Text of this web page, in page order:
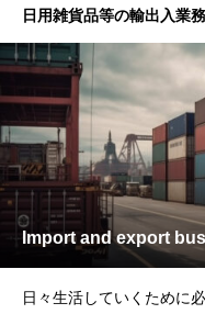
日用雑貨品等の輸出入業務
Import and export
日々生活していくために